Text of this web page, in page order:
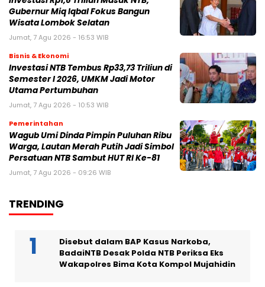
Gubernur Miq Iqbal Fokus Bangun
Wisata Lombok Selatan
Jumat, 7 Agu 2026 - 16:53 WIB
Bisnis & Ekonomi
Investasi NTB Tembus Rp33,73 Triliun di
Semester I 2026, UMKM Jadi Motor
Utama Pertumbuhan
Jumat, 7 Agu 2026 - 10:53 WIB
Pemerintahan
Wagub Umi Dinda Pimpin Puluhan Ribu
Warga, Lautan Merah Putih Jadi Simbol
Persatuan NTB Sambut HUT RI Ke-81
Jumat, 7 Agu 2026 - 09:26 WIB
TRENDING
Disebut dalam BAP Kasus Narkoba,
BadaiNTB Desak Polda NTB Periksa Eks
Wakapolres Bima Kota Kompol Mujahidin